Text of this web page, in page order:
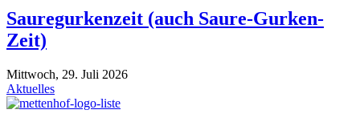
Sauregurkenzeit (auch Saure-Gurken-
Zeit)
Mittwoch, 29. Juli 2026
Aktuelles